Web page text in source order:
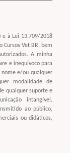
e à Lei 13.709/2018
Cursos Vet BR, bem
A minha
e inequívoco para
nome e/ou qualquer
modalidade de
qualquer suporte e
intangível,
ao público,
ou didáticos,